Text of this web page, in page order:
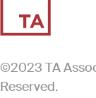
©2023 TA
Reserved.